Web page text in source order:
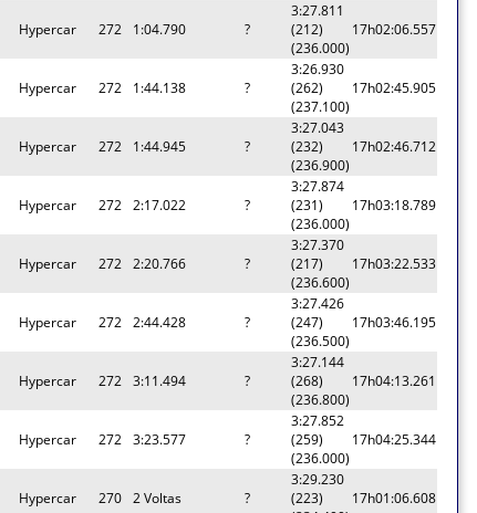
Hypercar 272 1:04.790 ?
3:27.811
(212)
(236.000)
17h02:06.557
Hypercar 272 1:44.138 ?
3:26.930
(262)
(237.100)
17h02:45.905
Hypercar 272 1:44.945 ?
3:27.043
(232)
(236.900)
17h02:46.712
Hypercar 272 2:17.022 ?
3:27.874
(231)
(236.000)
17h03:18.789
Hypercar 272 2:20.766 ?
3:27.370
(217)
(236.600)
17h03:22.533
Hypercar 272 2:44.428 ?
3:27.426
(247)
(236.500)
17h03:46.195
Hypercar 272 3:11.494 ?
3:27.144
(268)
(236.800)
17h04:13.261
Hypercar 272 3:23.577 ?
3:27.852
(259)
(236.000)
17h04:25.344
Hypercar 270 2 Voltas ?
3:29.230
(223)
17h01:06.608